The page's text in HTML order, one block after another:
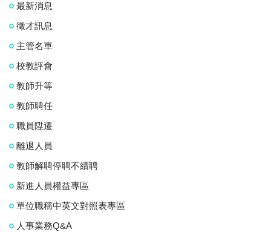
最新消息
徵才訊息
主管名單
校教評會
教師升等
教師聘任
職員陞遷
離退人員
教師解聘停聘不續聘
新進人員權益專區
單位職稱中英文對照表專區
人事業務Q&A